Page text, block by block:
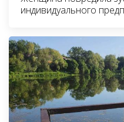
индивидуального